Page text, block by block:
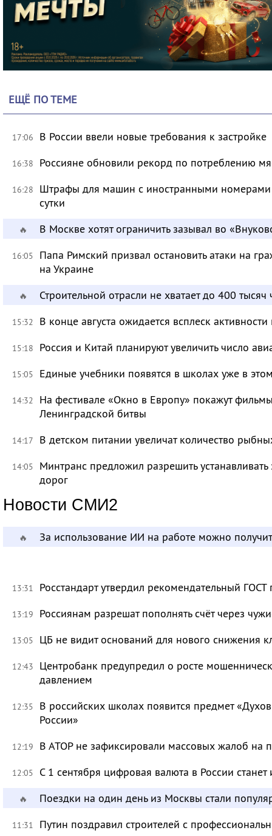
ЕЩЁ ПО ТЕМЕ
17:06 В России ввели новые требования к застройке
16:38 Россияне обновили рекорд по потреблению
16:28
Штрафы для машин с иностранными номерами
сутки
🔥 В Москве хотят ограничить зазывал во
16:05
Папа Римский призвал остановить атаки на
на Украине
🔥 Строительной отрасли не хватает до 400 тысяч
15:32 В конце августа ожидается всплеск
15:18 Россия и Китай планируют увеличить число
15:05 Единые учебники появятся в школах уже в
14:32
На фестивале «Окно в Европу» покажут
Ленинградской битвы
14:17 В детском питании увеличат количество
14:05
Минтранс предложил разрешить
дорог
Новости СМИ2
🔥 За использование ИИ на работе можно
13:31 Росстандарт утвердил рекомендательный
13:19 Россиянам разрешат пополнять счёт через
13:05 ЦБ не видит оснований для нового снижения
12:43
Центробанк предупредил о росте
давлением
12:35
В российских школах появится предмет
России»
12:19 В АТОР не зафиксировали массовых жалоб на
12:05 С 1 сентября цифровая валюта в России
🔥 Поездки на один день из Москвы стали
11:31 Путин поздравил строителей с